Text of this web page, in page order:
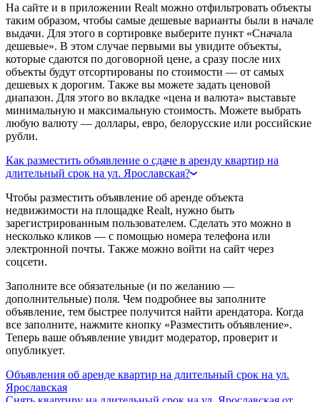
На сайте и в приложении Realt можно отфильтровать объекты
таким образом, чтобы самые дешевые варианты были в начале
выдачи. Для этого в сортировке выберите пункт «Сначала
дешевые». В этом случае первыми вы увидите объекты,
которые сдаются по договорной цене, а сразу после них
объекты будут отсортированы по стоимости — от самых
дешевых к дорогим. Также вы можете задать ценовой
диапазон. Для этого во вкладке «цена и валюта» выставьте
минимальную и максимальную стоимость. Можете выбрать
любую валюту — доллары, евро, белорусские или российские
рубли.
Как разместить объявление о сдаче в аренду квартир на
длительный срок на ул. Ярославская?
Чтобы разместить объявление об аренде объекта
недвижимости на площадке Realt, нужно быть
зарегистрированным пользователем. Сделать это можно в
несколько кликов — с помощью номера телефона или
электронной почты. Также можно войти на сайт через
соцсети.
Заполните все обязательные (и по желанию —
дополнительные) поля. Чем подробнее вы заполните
объявление, тем быстрее получится найти арендатора. Когда
все заполните, нажмите кнопку «Разместить объявление».
Теперь ваше объявление увидит модератор, проверит и
опубликует.
Объявления об аренде квартир на длительный срок на ул.
Ярославская